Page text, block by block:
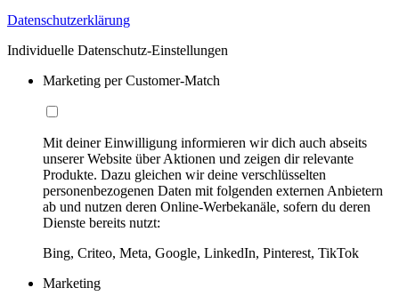
Datenschutzerklärung
Individuelle Datenschutz-Einstellungen
Marketing per Customer-Match
Mit deiner Einwilligung informieren wir dich auch abseits
unserer Website über Aktionen und zeigen dir relevante
Produkte. Dazu gleichen wir deine verschlüsselten
personenbezogenen Daten mit folgenden externen Anbietern
ab und nutzen deren Online-Werbekanäle, sofern du deren
Dienste bereits nutzt:
Bing, Criteo, Meta, Google, LinkedIn, Pinterest, TikTok
Marketing